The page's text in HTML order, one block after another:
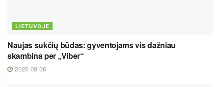
LIETUVOJE
Naujas sukčių būdas: gyventojams vis dažniau
skambina per „Viber“
2026 08 06